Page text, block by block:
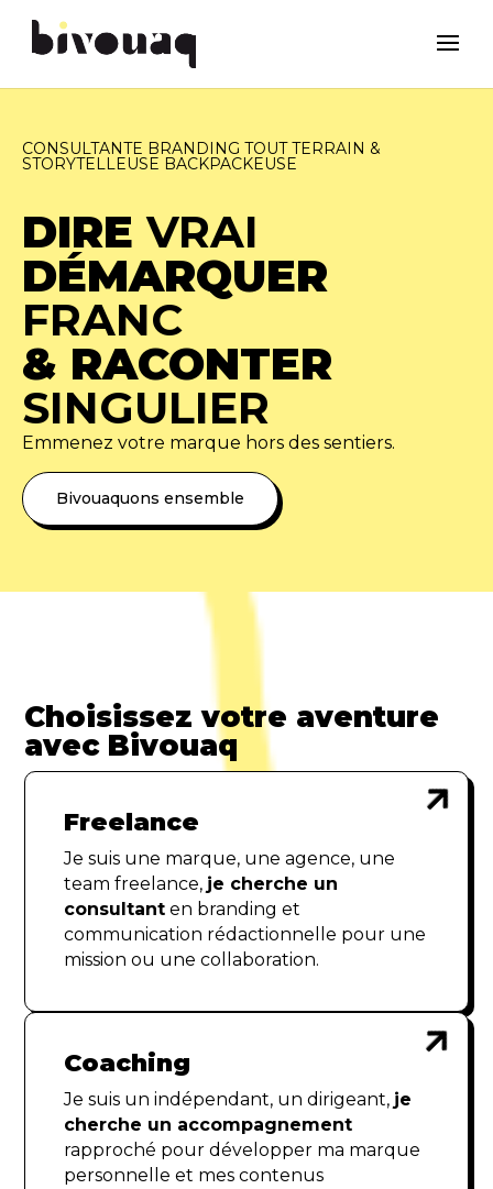
CONSULTANTE BRANDING TOUT TERRAIN &
STORYTELLEUSE BACKPACKEUSE
DIREVRAI
DÉMARQUER
FRANC
& RACONTER
SINGULIER
Emmenez votre marque hors des sentiers.
Bivouaquons ensemble
Choisissez votre aventure
avec Bivouaq
Freelance
Je suis une marque, une agence, une
team freelance, je cherche un
consultant en branding et
communication rédactionnelle pour une
mission ou une collaboration.

Coaching
Je suis un indépendant, un dirigeant, je
cherche un accompagnement
rapproché pour développer ma marque
personnelle et mes contenus
